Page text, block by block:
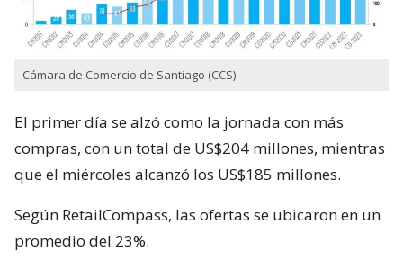
Cámara de Comercio de Santiago (CCS)
El primer día se alzó como la jornada con más
compras, con un total de US$204 millones, mientras
que el miércoles alcanzó los US$185 millones.
Según RetailCompass, las ofertas se ubicaron en un
promedio del 23%.